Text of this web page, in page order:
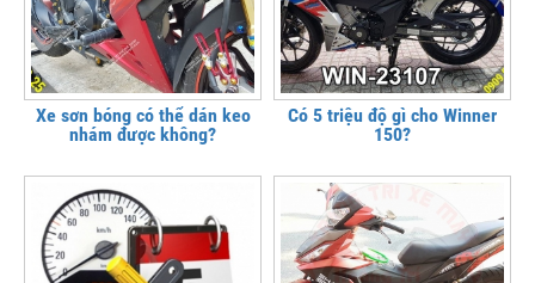
Xe sơn bóng có thể dán keo
nhám được không?
Có 5 triệu độ gì cho Winner
150?